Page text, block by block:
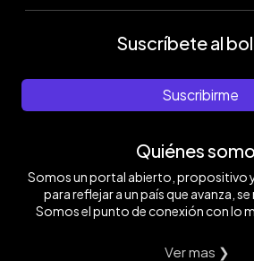
Suscríbete al
Suscribirme
Quiénes
Somos un portal abierto, propositivo
para reflejar a un país que avanza, se
Somos el punto de conexión con lo
Ver mas ❯